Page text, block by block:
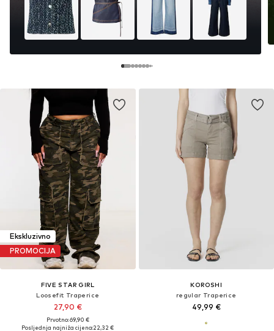
Ekskluzivno
PROMOCIJA
FIVE STAR GIRL
Loosefit Traperice
27,90 €
Prvotno: 69,90 €
Posljednja najniža cijena:22,32 €
KOROSHI
regular Traperice
49,99 €